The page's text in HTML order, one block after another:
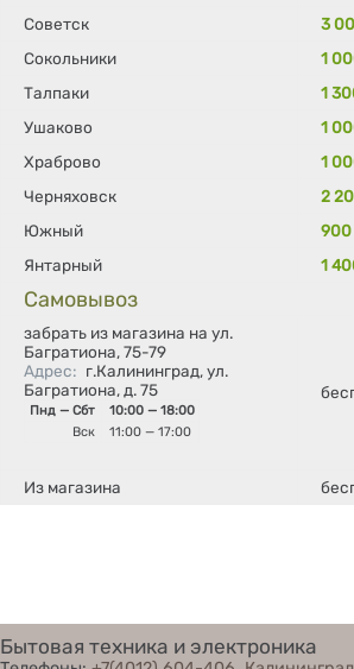
Советск
3
Сокольники
1
Талпаки
1
Ушаково
1
Храброво
1
Черняховск
2
Южный
900
Янтарный
1
Самовывоз
забрать из магазина на ул.
Багратиона, 75-79
Адрес: г.Калининград, ул.
Багратиона, д. 75
Пнд — Сбт
10:00 — 18:00
Вск
11:00 — 17:00
Из магазина
Бытовая техника и электроника